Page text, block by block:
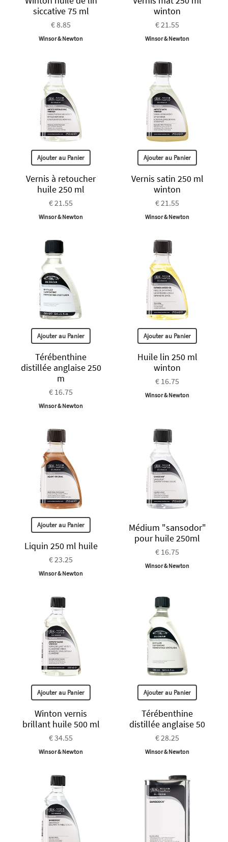
siccative 75 ml
€ 8.85
Winsor & Newton
winton
€ 21.55
Winsor & Newton
Ajouter au Panier
Vernis à retoucher
huile 250 ml
€ 21.55
Winsor & Newton
Ajouter au Panier
Vernis satin 250 ml
winton
€ 21.55
Winsor & Newton
Ajouter au Panier
Térébenthine
distillée anglaise 250
m
€ 16.75
Winsor & Newton
Ajouter au Panier
Huile lin 250 ml
winton
€ 16.75
Winsor & Newton
Ajouter au Panier
Liquin 250 ml huile
€ 23.25
Winsor & Newton
Médium "sansodor"
pour huile 250ml
€ 16.75
Winsor & Newton
Ajouter au Panier
Winton vernis
brillant huile 500 ml
€ 34.55
Winsor & Newton
Ajouter au Panier
Térébenthine
distillée anglaise 50
€ 28.25
Winsor & Newton